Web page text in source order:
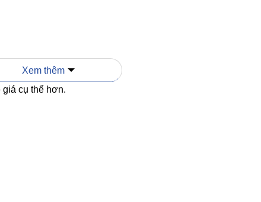
dựng liên kết nội bộ (Internal
Xem thêm
giá cụ thể hơn.